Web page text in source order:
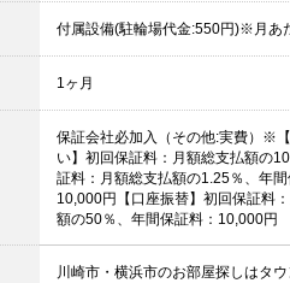
付属設備(駐輪場代金:550円)※月あ
1ヶ月
保証会社必加入（その他:実費）※
い】初回保証料：月額総支払額の
証料：月額総支払額の1.25％、年間
10,000円【口座振替】初回保証料
額の50％、年間保証料：10,000円
川崎市・横浜市のお部屋探しはタ